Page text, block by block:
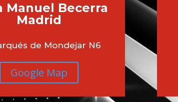
Manuel Becerra
Madrid
de Mondejar N6
Google Map